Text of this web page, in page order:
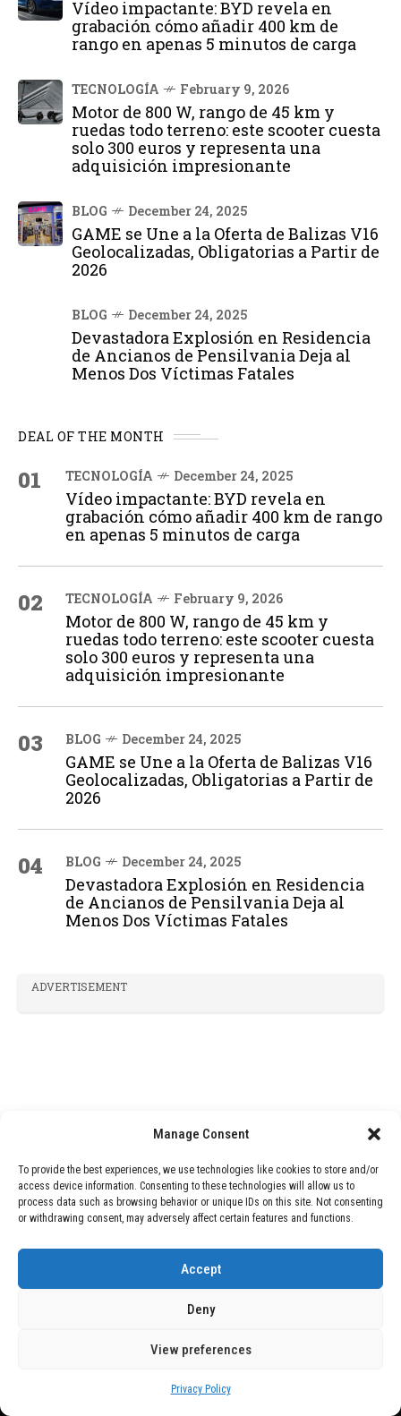
Manage Consent
To provide the best experiences, we use technologies like cookies to store and/or
access device information. Consenting to these technologies will allow us to
process data such as browsing behavior or unique IDs on this site. Not consenting
or withdrawing consent, may adversely affect certain features and functions.
Accept
Deny
View preferences
Privacy Policy
Vídeo impactante: BYD revela en
grabación cómo añadir 400 km de
rango en apenas 5 minutos de carga
TECNOLOGÍA February 9, 2026
Motor de 800 W, rango de 45 km y
ruedas todo terreno: este scooter cuesta
solo 300 euros y representa una
adquisición impresionante
BLOG December 24, 2025
GAME se Une a la Oferta de Balizas V16
Geolocalizadas, Obligatorias a Partir de
2026
BLOG December 24, 2025
Devastadora Explosión en Residencia
de Ancianos de Pensilvania Deja al
Menos Dos Víctimas Fatales
DEAL OF THE MONTH
01 TECNOLOGÍA December 24, 2025
Vídeo impactante: BYD revela en
grabación cómo añadir 400 km de rango
en apenas 5 minutos de carga
02 TECNOLOGÍA February 9, 2026
Motor de 800 W, rango de 45 km y
ruedas todo terreno: este scooter cuesta
solo 300 euros y representa una
adquisición impresionante
03 BLOG December 24, 2025
GAME se Une a la Oferta de Balizas V16
Geolocalizadas, Obligatorias a Partir de
2026
04 BLOG December 24, 2025
Devastadora Explosión en Residencia
de Ancianos de Pensilvania Deja al
Menos Dos Víctimas Fatales
ADVERTISEMENT